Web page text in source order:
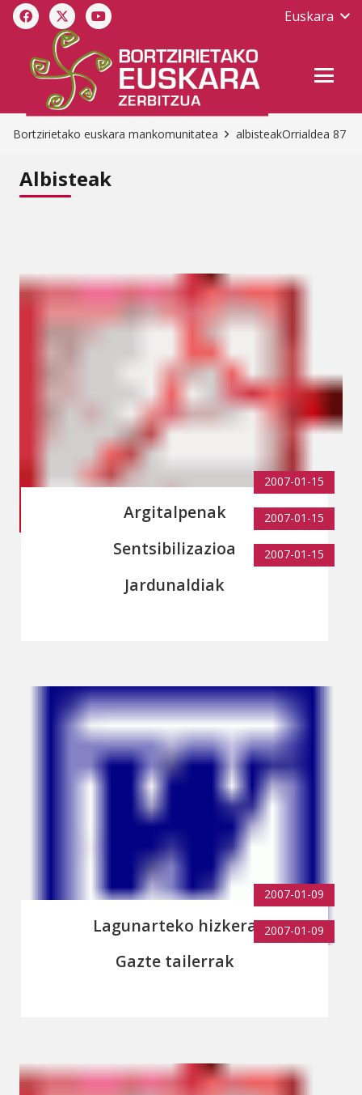
Euskara
Bortzirietako euskara mankomunitatea albisteakOrrialdea 87
Albisteak
2007-01-15
Argitalpenak 2007-01-15
Sentsibilizazioa 2007-01-15
Jardunaldiak
2007-01-09
Lagunarteko hizkera 2007-01-09
Gazte tailerrak